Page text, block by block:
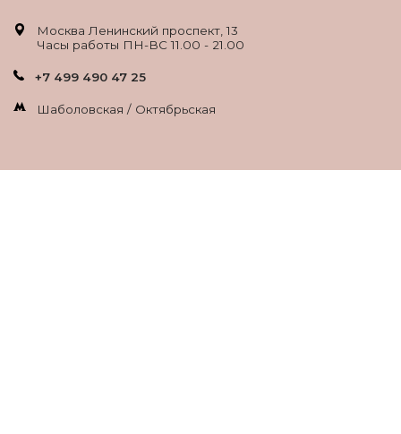
Москва Ленинский проспект, 13
Часы работы ПН-ВС 11.00 - 21.00
+7 499 490 47 25
Шаболовская / Октябрьская